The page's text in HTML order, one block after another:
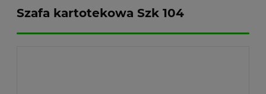
Szafa kartotekowa Szk 104